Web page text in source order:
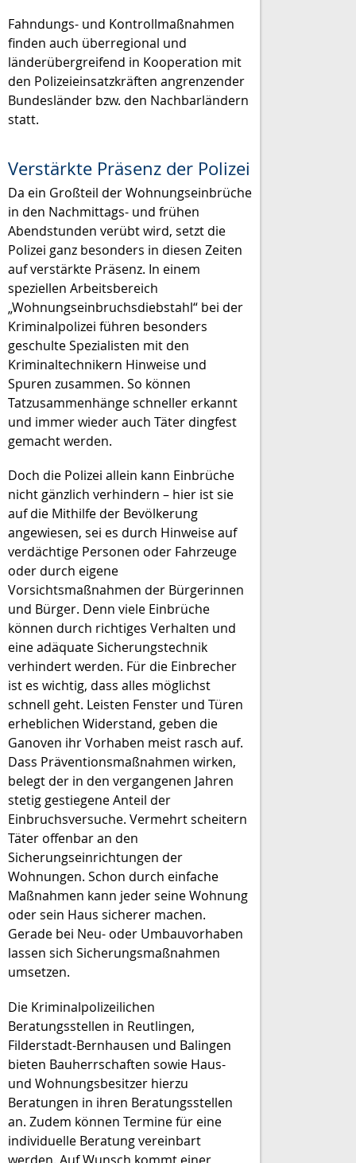
Fahndungs- und Kontrollmaßnahmen
finden auch überregional und
länderübergreifend in Kooperation mit
den Polizeieinsatzkräften angrenzender
Bundesländer bzw. den Nachbarländern
statt.
Verstärkte Präsenz der Polizei
Da ein Großteil der Wohnungseinbrüche
in den Nachmittags- und frühen
Abendstunden verübt wird, setzt die
Polizei ganz besonders in diesen Zeiten
auf verstärkte Präsenz. In einem
speziellen Arbeitsbereich
„Wohnungseinbruchsdiebstahl“ bei der
Kriminalpolizei führen besonders
geschulte Spezialisten mit den
Kriminaltechnikern Hinweise und
Spuren zusammen. So können
Tatzusammenhänge schneller erkannt
und immer wieder auch Täter dingfest
gemacht werden.
Doch die Polizei allein kann Einbrüche
nicht gänzlich verhindern – hier ist sie
auf die Mithilfe der Bevölkerung
angewiesen, sei es durch Hinweise auf
verdächtige Personen oder Fahrzeuge
oder durch eigene
Vorsichtsmaßnahmen der Bürgerinnen
und Bürger. Denn viele Einbrüche
können durch richtiges Verhalten und
eine adäquate Sicherungstechnik
verhindert werden. Für die Einbrecher
ist es wichtig, dass alles möglichst
schnell geht. Leisten Fenster und Türen
erheblichen Widerstand, geben die
Ganoven ihr Vorhaben meist rasch auf.
Dass Präventionsmaßnahmen wirken,
belegt der in den vergangenen Jahren
stetig gestiegene Anteil der
Einbruchsversuche. Vermehrt scheitern
Täter offenbar an den
Sicherungseinrichtungen der
Wohnungen. Schon durch einfache
Maßnahmen kann jeder seine Wohnung
oder sein Haus sicherer machen.
Gerade bei Neu- oder Umbauvorhaben
lassen sich Sicherungsmaßnahmen
umsetzen.
Die Kriminalpolizeilichen
Beratungsstellen in Reutlingen,
Filderstadt-Bernhausen und Balingen
bieten Bauherrschaften sowie Haus-
und Wohnungsbesitzer hierzu
Beratungen in ihren Beratungsstellen
an. Zudem können Termine für eine
individuelle Beratung vereinbart